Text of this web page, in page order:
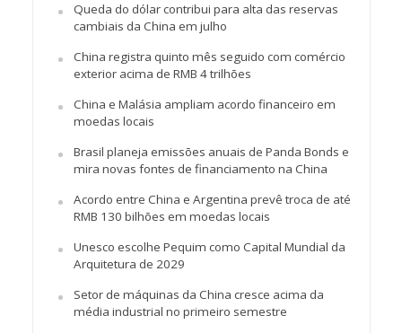
Queda do dólar contribui para alta das reservas
cambiais da China em julho
China registra quinto mês seguido com comércio
exterior acima de RMB 4 trilhões
China e Malásia ampliam acordo financeiro em
moedas locais
Brasil planeja emissões anuais de Panda Bonds e
mira novas fontes de financiamento na China
Acordo entre China e Argentina prevê troca de até
RMB 130 bilhões em moedas locais
Unesco escolhe Pequim como Capital Mundial da
Arquitetura de 2029
Setor de máquinas da China cresce acima da
média industrial no primeiro semestre